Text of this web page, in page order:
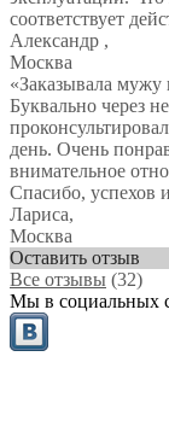
соответствует
Александр ,
Москва
«Заказывала
Буквально через
день. Очень
внимательное
Спасибо, успехов
Лариса,
Москва
Оставить отзыв
Все отзывы (32)
Мы в социальных